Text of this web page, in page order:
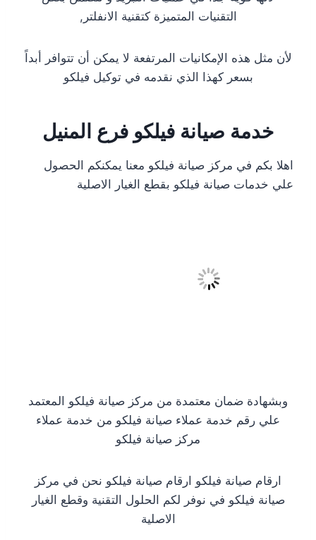
التقنيات المتميزة كتقنية الانفلتر,
لأن مثل هذه الإمكانيات المرتفعة لا يمكن أن تتوافر أبداً
بسعر كهذا الذي نقدمه في توكيل فيلكو
خدمة صيانة فيلكو فرع المنيل
اهلا بكم في مركز صيانة فيلكو معنا يمكنكم الحصول
علي خدمات صيانة فيلكو بقطع الغيار الاصلية
وبشهادة ضمان معتمدة من مركز صيانة فيلكو المعتمد
علي رقم خدمة عملاء صيانة فيلكو من خدمة عملاء
مركز صيانة فيلكو
ارقام صيانة فيلكو ارقام صيانة فيلكو نحن في مركز
صيانة فيلكو في نوفر لكم الحلول التقنية وقطع الغيار
الاصلية